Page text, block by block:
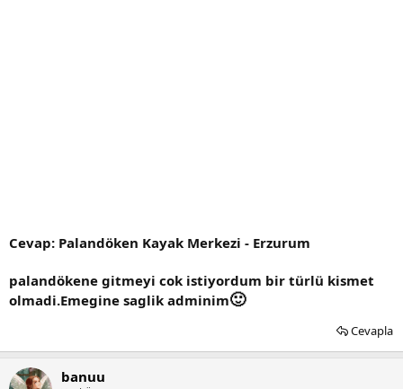
Cevap: Palandöken Kayak Merkezi - Erzurum
palandökene gitmeyi cok istiyordum bir türlü kismet
olmadi.Emegine saglik adminim🙂
Cevapla
banuu